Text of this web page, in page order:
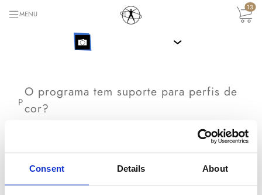
Consent Details About
MENU
13
›
P
O programa tem suporte para perfis de
cor?
Na versão 8 e posteriores de Portrait Professional
Studio, selecione a opçãoPreferências